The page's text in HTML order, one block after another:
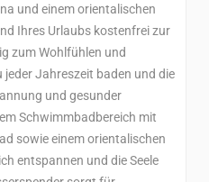
und einem orientalischen
Ihres Urlaubs kostenfrei zur
zum Wohlfühlen und
jeder Jahreszeit baden und die
und gesunder
Schwimmbadbereich mit
sowie einem orientalischen
entspannen und die Seele